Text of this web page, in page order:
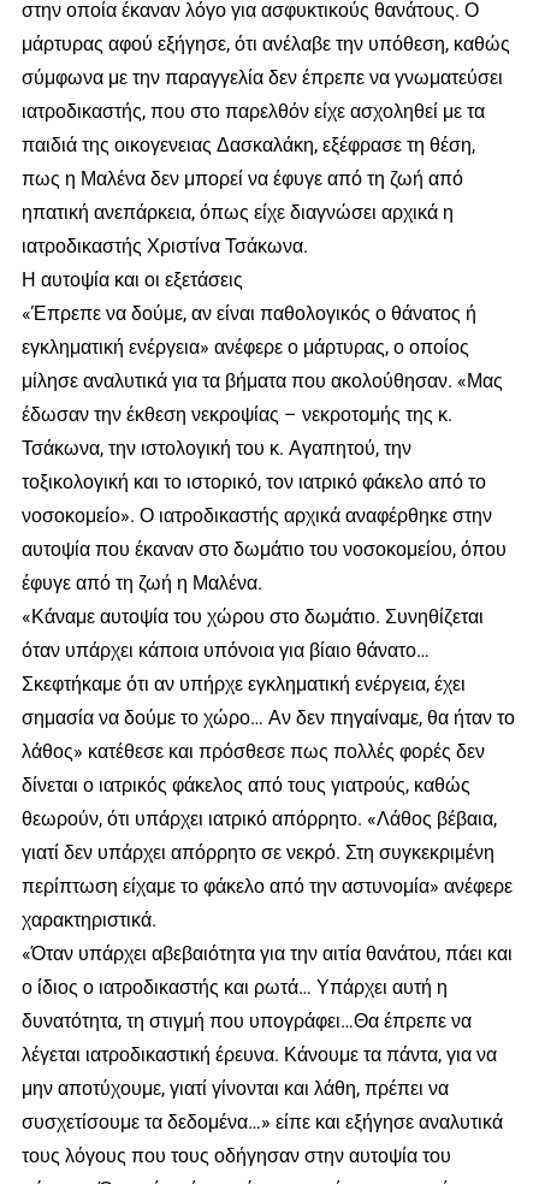
στην οποία έκαναν λόγο για ασφυκτικούς θανάτους. Ο
μάρτυρας αφού εξήγησε, ότι ανέλαβε την υπόθεση, καθώς
σύμφωνα με την παραγγελία δεν έπρεπε να γνωματεύσει
ιατροδικαστής, που στο παρελθόν είχε ασχοληθεί με τα
παιδιά της οικογενειας Δασκαλάκη, εξέφρασε τη θέση,
πως η Μαλένα δεν μπορεί να έφυγε από τη ζωή από
ηπατική ανεπάρκεια, όπως είχε διαγνώσει αρχικά η
ιατροδικαστής Χριστίνα Τσάκωνα.
Η αυτοψία και οι εξετάσεις
«Έπρεπε να δούμε, αν είναι παθολογικός ο θάνατος ή
εγκληματική ενέργεια» ανέφερε ο μάρτυρας, ο οποίος
μίλησε αναλυτικά για τα βήματα που ακολούθησαν. «Μας
έδωσαν την έκθεση νεκροψίας – νεκροτομής της κ.
Τσάκωνα, την ιστολογική του κ. Αγαπητού, την
τοξικολογική και το ιστορικό, τον ιατρικό φάκελο από το
νοσοκομείο». Ο ιατροδικαστής αρχικά αναφέρθηκε στην
αυτοψία που έκαναν στο δωμάτιο του νοσοκομείου, όπου
έφυγε από τη ζωή η Μαλένα.
«Κάναμε αυτοψία του χώρου στο δωμάτιο. Συνηθίζεται
όταν υπάρχει κάποια υπόνοια για βίαιο θάνατο…
Σκεφτήκαμε ότι αν υπήρχε εγκληματική ενέργεια, έχει
σημασία να δούμε το χώρο… Αν δεν πηγαίναμε, θα ήταν το
λάθος» κατέθεσε και πρόσθεσε πως πολλές φορές δεν
δίνεται ο ιατρικός φάκελος από τους γιατρούς, καθώς
θεωρούν, ότι υπάρχει ιατρικό απόρρητο. «Λάθος βέβαια,
γιατί δεν υπάρχει απόρρητο σε νεκρό. Στη συγκεκριμένη
περίπτωση είχαμε το φάκελο από την αστυνομία» ανέφερε
χαρακτηριστικά.
«Όταν υπάρχει αβεβαιότητα για την αιτία θανάτου, πάει και
ο ίδιος ο ιατροδικαστής και ρωτά… Υπάρχει αυτή η
δυνατότητα, τη στιγμή που υπογράφει…Θα έπρεπε να
λέγεται ιατροδικαστική έρευνα. Κάνουμε τα πάντα, για να
μην αποτύχουμε, γιατί γίνονται και λάθη, πρέπει να
συσχετίσουμε τα δεδομένα…» είπε και εξήγησε αναλυτικά
τους λόγους που τους οδήγησαν στην αυτοψία του